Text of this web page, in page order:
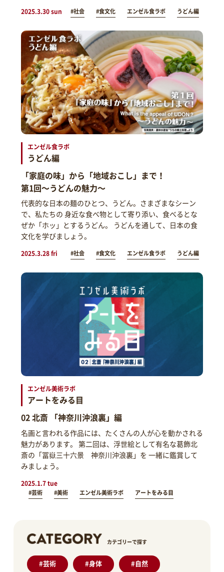
2025.3.30 sun #社会 #食文化 エンゼル食ラボ うどん編
エンゼル食ラボ
うどん編
「家庭の味」から「地域おこし」まで！
第1回～うどんの魅力～
代表的な日本の麺のひとつ、うどん。さまざまなシーン
で、私たちの 身近な食べ物として寄り添い、食べるとな
ぜか「ホッ」とするうどん。 うどんを通して、日本の食
文化を学びましょう。
2025.3.28 fri #社会 #食文化 エンゼル食ラボ うどん編
エンゼル美術ラボ
アートをみる目
02 北斎 「神奈川沖浪裏」編
名画と言われる作品には、たくさんの人が心を動かされる
魅力があります。 第二回は、浮世絵として有名な葛飾北
斎の「冨嶽三十六景 神奈川沖浪裏」を 一緒に鑑賞して
みましょう。
2025.1.7 tue
#芸術 #美術 エンゼル美術ラボ アートをみる目
カテゴリーで探す
#芸術 #身体 #自然